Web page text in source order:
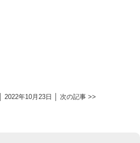
2022年10月23日 │ 次の記事 >>